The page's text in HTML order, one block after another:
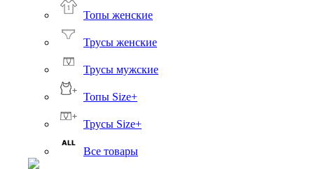
Топы женские
Трусы женские
Трусы мужские
Топы Size+
Трусы Size+
Все товары